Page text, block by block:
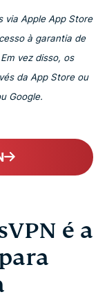
via Apple App Store
à garantia de
vez disso, os
da App Store ou
Google.
é a